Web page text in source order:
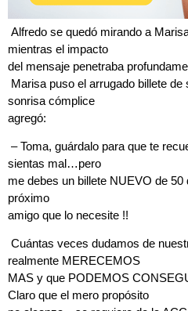
Alfredo se quedó mirando a
mientras el impacto
del mensaje penetraba
Marisa puso el arrugado billete
sonrisa cómplice
agregó:
– Toma, guárdalo para que te
sientas mal…pero
me debes un billete NUEVO de 50
próximo
amigo que lo necesite !!
Cuántas veces dudamos de
realmente MERECEMOS
MAS y que PODEMOS
Claro que el mero propósito